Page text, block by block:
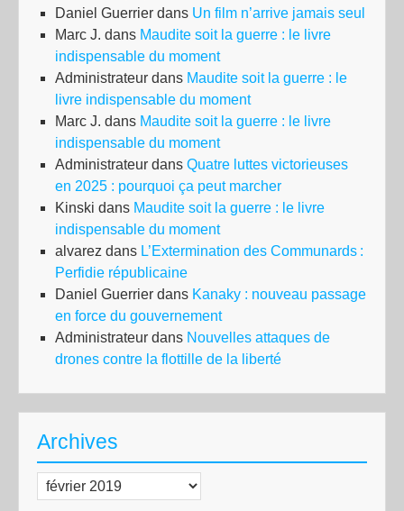
Daniel Guerrier dans Un film n’arrive jamais seul
Marc J. dans Maudite soit la guerre : le livre
indispensable du moment
Administrateur dans Maudite soit la guerre : le
livre indispensable du moment
Marc J. dans Maudite soit la guerre : le livre
indispensable du moment
Administrateur dans Quatre luttes victorieuses
en 2025 : pourquoi ça peut marcher
Kinski dans Maudite soit la guerre : le livre
indispensable du moment
alvarez dans L’Extermination des Communards :
Perfidie républicaine
Daniel Guerrier dans Kanaky : nouveau passage
en force du gouvernement
Administrateur dans Nouvelles attaques de
drones contre la flottille de la liberté
Archives
Archives